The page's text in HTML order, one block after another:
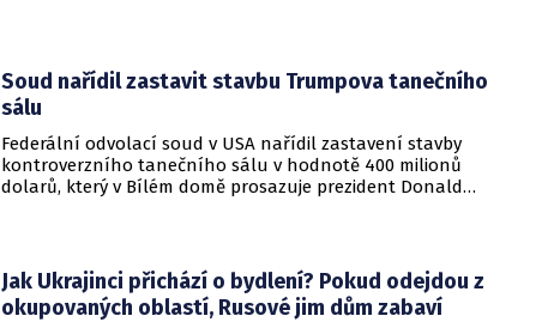
Soud nařídil zastavit stavbu Trumpova tanečního
sálu
Federální odvolací soud v USA nařídil zastavení stavby
kontroverzního tanečního sálu v hodnotě 400 milionů
dolarů, který v Bílém domě prosazuje prezident Donald
Jak Ukrajinci přichází o bydlení? Pokud odejdou z
okupovaných oblastí, Rusové jim dům zabaví